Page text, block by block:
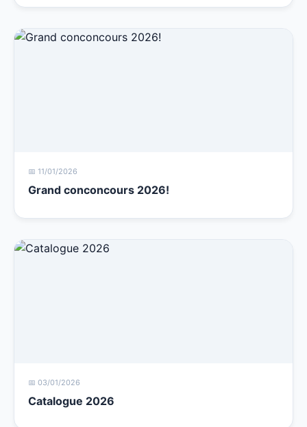
📅 11/01/2026
Grand conconcours 2026!
📅 03/01/2026
Catalogue 2026